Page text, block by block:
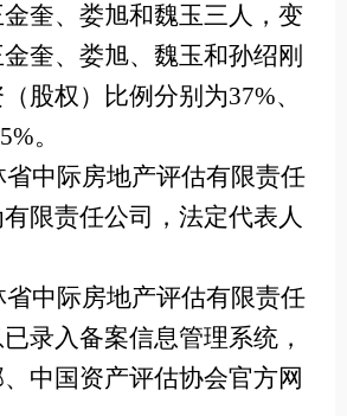
奎、娄旭和魏玉三人，变
奎、娄旭、魏玉和孙绍刚
股权）比例分别为37%、
。
际房地产评估有限责任
限责任公司，法定代表人
际房地产评估有限责任
录入备案信息管理系统，
中国资产评估协会官方网